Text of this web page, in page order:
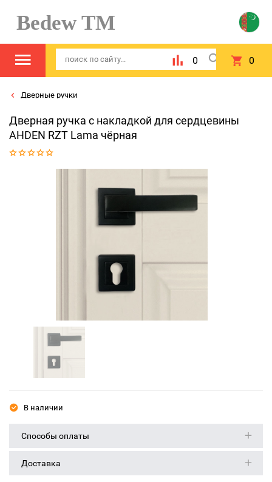
Bedew TM
0 0
Дверные ручки
Дверная ручка с накладкой для сердцевины
AHDEN RZT Lama чёрная
В наличии
Способы оплаты
Доставка